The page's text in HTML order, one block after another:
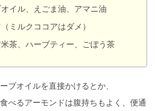
イル、えごま油、アマニ油
ミルクココアはダメ）
茶、ハーブティー、ごぼう茶
ブオイルを直接かけるとか、
べるアーモンドは腹持ちもよく、便通